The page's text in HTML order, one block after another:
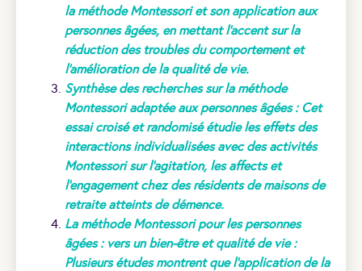
la méthode Montessori et son application aux
personnes âgées, en mettant l’accent sur la
réduction des troubles du comportement et
l’amélioration de la qualité de vie.
Synthèse des recherches sur la méthode
Montessori adaptée aux personnes âgées : Cet
essai croisé et randomisé étudie les effets des
interactions individualisées avec des activités
Montessori sur l’agitation, les affects et
l’engagement chez des résidents de maisons de
retraite atteints de démence.
La méthode Montessori pour les personnes
âgées : vers un bien-être et qualité de vie :
Plusieurs études montrent que l’application de la